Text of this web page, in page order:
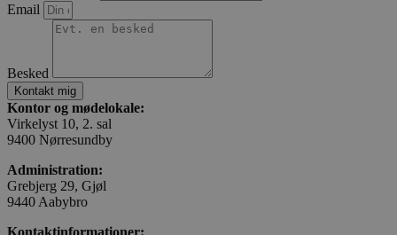
Email
Besked
Kontakt mig
Kontor og mødelokale:
Virkelyst 10, 2. sal
9400 Nørresundby
Administration:
Grebjerg 29, Gjøl
9440 Aabybro
Kontaktinformationer: